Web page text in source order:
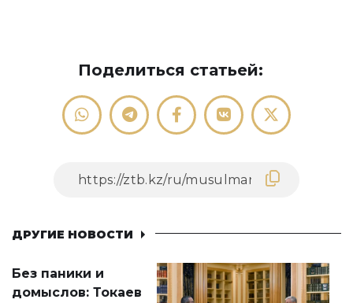
Поделиться статьей:
ДРУГИЕ НОВОСТИ
Без паники и
домыслов: Токаев